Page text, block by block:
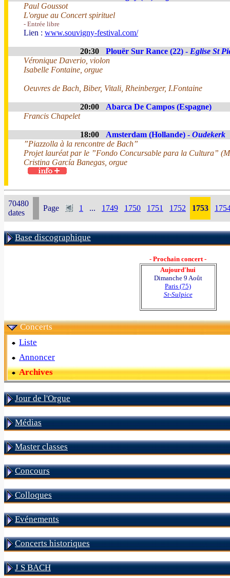
Paul Goussot
L'orgue au Concert spirituel
- Entrée libre
Lien : www.souvigny-festival.com/
20:30 Plouër Sur Rance (22) - Eglise St
Véronique Daverio, violon
Isabelle Fontaine, orgue
Oeuvres de Bach, Biber, Vitali, Rheinberger, I.Fontaine
20:00
Abarca De Campos (Espagne)
Francis Chapelet
18:00 Amsterdam (Hollande) - Oudekerk
”Piazzolla à la rencontre de Bach”
Projet lauréat par le ”Fondo Concursable para la Cultura”
Cristina García Banegas, orgue
70480
dates
Page 1 ... 1749 1750 1751 1752 1753
Base discographique
- Prochain concert -
Aujourd'hui
Dimanche 9 Août
Paris (75)
St-Sulpice
Concerts
Liste
Annoncer
Archives
Jour de l'Orgue
Médias
Master classes
Concours
Colloques
Evénements
Concerts historiques
J S BACH